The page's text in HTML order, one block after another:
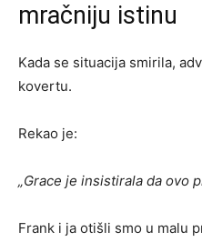
mračniju istinu
Kada se situacija smirila,
kovertu.
Rekao je:
„Grace je insistirala da ovo
Frank i ja otišli smo u malu